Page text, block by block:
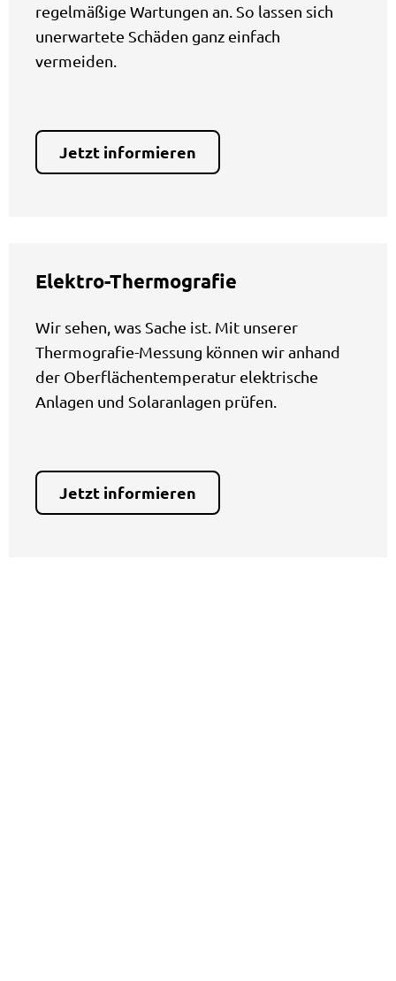
regelmäßige Wartungen an. So lassen sich
unerwartete Schäden ganz einfach
vermeiden.
Jetzt informieren
Elektro-Thermografie
Wir sehen, was Sache ist. Mit unserer
Thermografie-Messung können wir anhand
der Oberflächentemperatur elektrische
Anlagen und Solaranlagen prüfen.
Jetzt informieren